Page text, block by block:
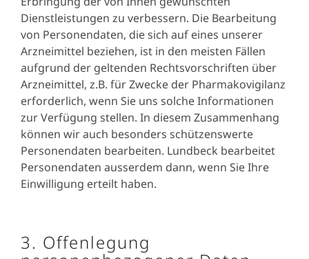
Personal data obtained from third parties as part
Dienstleistungen zu verbessern. Die Bearbeitung
von Personendaten, die sich auf eines unserer
Arzneimittel beziehen, ist in den meisten Fällen
aufgrund der geltenden Rechtsvorschriften über
Arzneimittel, z.B. für Zwecke der Pharmakovigilanz
erforderlich, wenn Sie uns solche Informationen
zur Verfügung stellen. In diesem Zusammenhang
können wir auch besonders schützenswerte
Personendaten bearbeiten. Lundbeck bearbeitet
Personendaten ausserdem dann, wenn Sie Ihre
Einwilligung erteilt haben.
3. Offenlegung